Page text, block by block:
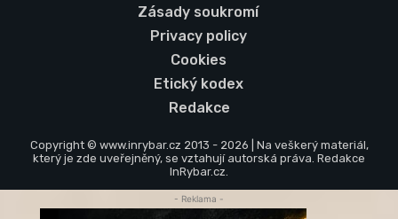
Zásady soukromí
Privacy policy
Cookies
Etický kodex
Redakce
Copyright © www.inrybar.cz 2013 - 2026 | Na veškerý materiál,
který je zde uveřejněný, se vztahují autorská práva. Redakce
InRybar.cz.
- Reklama -